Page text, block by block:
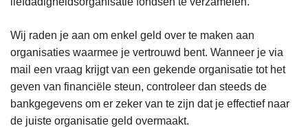
Wij raden je aan om enkel geld over te maken aan
organisaties waarmee je vertrouwd bent. Wanneer je via
mail een vraag krijgt van een gekende organisatie tot het
geven van financiële steun, controleer dan steeds de
bankgegevens om er zeker van te zijn dat je effectief naar
de juiste organisatie geld overmaakt.